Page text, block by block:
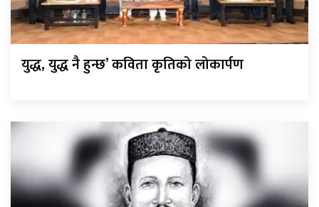
युद्ध, युद्ध नै हुन्छ’ कविता कृतिको लोकार्पण